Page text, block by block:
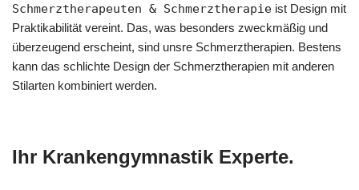
Schmerztherapeuten & Schmerztherapie ist Design mit
Praktikabilität vereint. Das, was besonders zweckmäßig und
überzeugend erscheint, sind unsre Schmerztherapien. Bestens
kann das schlichte Design der Schmerztherapien mit anderen
Stilarten kombiniert werden.
Ihr Krankengymnastik Experte.